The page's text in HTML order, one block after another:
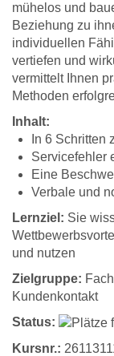
mühelos und
Beziehung zu
individuellen
vertiefen und
vermittelt Ihnen
Methoden
Inhalt:
In 6 Schritten
Servicefehler
Eine
Verbale und
Lernziel: Sie
und nutzen
Zielgruppe:
Kundenkontakt
Status:
Kursnr.: